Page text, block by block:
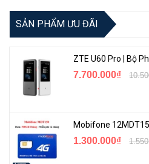
4nm tiên tiến, hỗ trợ chuẩn 3GPP
của bộ xử lý một lần nữa được nâng
SẢN PHẨM ƯU ĐÃI
7.700.000₫
1.300.000₫